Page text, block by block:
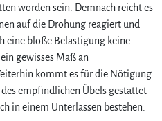
worden sein. Demnach reicht es
auf die Drohung reagiert und
eine bloße Belästigung keine
gewisses Maß an
kommt es für die Nötigung
empfindlichen Übels gestattet
in einem Unterlassen bestehen.